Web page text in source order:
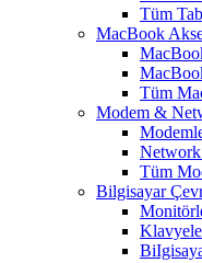
Tüm
MacBook
Tüm
Modem &
Tüm
Bilgisayar